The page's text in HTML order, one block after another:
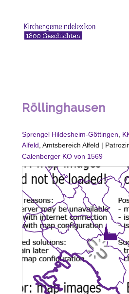
Röllinghausen
Sprengel Hildesheim-Göttingen
Alfeld , Amtsbereich Alfeld |
Calenberger KO von 1569